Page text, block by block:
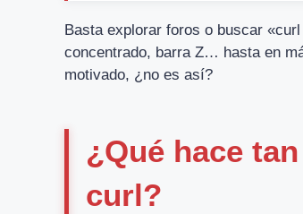
Basta explorar foros o buscar
concentrado, barra Z… hasta en
motivado, ¿no es así?
¿Qué hace
curl?